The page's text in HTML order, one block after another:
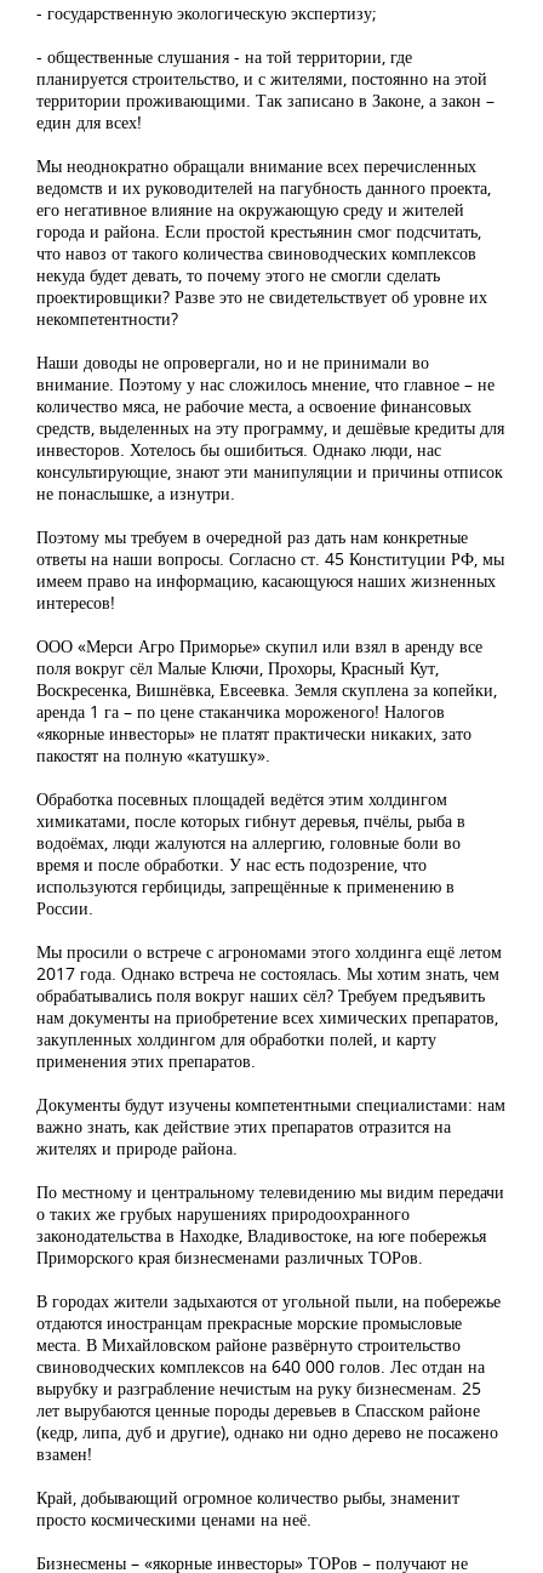
- государственную экологическую экспертизу;
- общественные слушания - на той территории, где
планируется строительство, и с жителями, постоянно на этой
территории проживающими. Так записано в Законе, а закон –
един для всех!
Мы неоднократно обращали внимание всех перечисленных
ведомств и их руководителей на пагубность данного проекта,
его негативное влияние на окружающую среду и жителей
города и района. Если простой крестьянин смог подсчитать,
что навоз от такого количества свиноводческих комплексов
некуда будет девать, то почему этого не смогли сделать
проектировщики? Разве это не свидетельствует об уровне их
некомпетентности?
Наши доводы не опровергали, но и не принимали во
внимание. Поэтому у нас сложилось мнение, что главное – не
количество мяса, не рабочие места, а освоение финансовых
средств, выделенных на эту программу, и дешёвые кредиты для
инвесторов. Хотелось бы ошибиться. Однако люди, нас
консультирующие, знают эти манипуляции и причины отписок
не понаслышке, а изнутри.
Поэтому мы требуем в очередной раз дать нам конкретные
ответы на наши вопросы. Согласно ст. 45 Конституции РФ, мы
имеем право на информацию, касающуюся наших жизненных
интересов!
ООО «Мерси Агро Приморье» скупил или взял в аренду все
поля вокруг сёл Малые Ключи, Прохоры, Красный Кут,
Воскресенка, Вишнёвка, Евсеевка. Земля скуплена за копейки,
аренда 1 га – по цене стаканчика мороженого! Налогов
«якорные инвесторы» не платят практически никаких, зато
пакостят на полную «катушку».
Обработка посевных площадей ведётся этим холдингом
химикатами, после которых гибнут деревья, пчёлы, рыба в
водоёмах, люди жалуются на аллергию, головные боли во
время и после обработки. У нас есть подозрение, что
используются гербициды, запрещённые к применению в
России.
Мы просили о встрече с агрономами этого холдинга ещё летом
2017 года. Однако встреча не состоялась. Мы хотим знать, чем
обрабатывались поля вокруг наших сёл? Требуем предъявить
нам документы на приобретение всех химических препаратов,
закупленных холдингом для обработки полей, и карту
применения этих препаратов.
Документы будут изучены компетентными специалистами: нам
важно знать, как действие этих препаратов отразится на
жителях и природе района.
По местному и центральному телевидению мы видим передачи
о таких же грубых нарушениях природоохранного
законодательства в Находке, Владивостоке, на юге побережья
Приморского края бизнесменами различных ТОРов.
В городах жители задыхаются от угольной пыли, на побережье
отдаются иностранцам прекрасные морские промысловые
места. В Михайловском районе развёрнуто строительство
свиноводческих комплексов на 640 000 голов. Лес отдан на
вырубку и разграбление нечистым на руку бизнесменам. 25
лет вырубаются ценные породы деревьев в Спасском районе
(кедр, липа, дуб и другие), однако ни одно дерево не посажено
взамен!
Край, добывающий огромное количество рыбы, знаменит
просто космическими ценами на неё.
Бизнесмены – «якорные инвесторы» ТОРов – получают не